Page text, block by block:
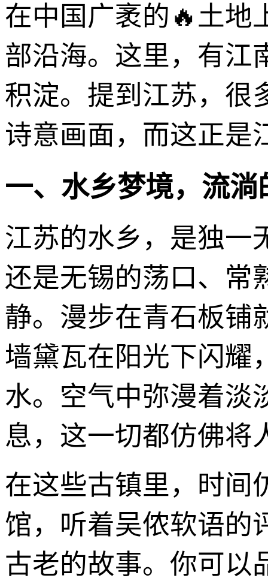
在中国广袤的🔥土地
部沿海。这里，有江
积淀。提到江苏，很
诗意画面，而这正是
一、水乡梦境，流淌
江苏的水乡，是独一
还是无锡的荡口、常
静。漫步在青石板铺
墙黛瓦在阳光下闪耀
水。空气中弥漫着淡
息，这一切都仿佛将
在这些古镇里，时间
馆，听着吴侬软语的
古老的故事。你可以